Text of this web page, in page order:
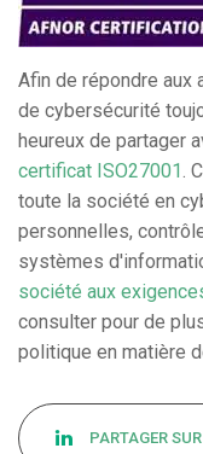
Afin de répondre aux
de cybersécurité
heureux de partager
certificat ISO27001.
toute la société en
personnelles,
systèmes
société aux
consulter pour de
politique en matière
PARTAGER